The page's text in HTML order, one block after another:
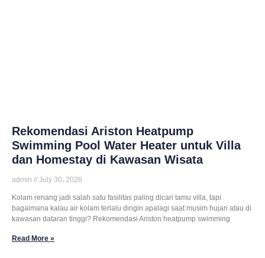
Rekomendasi Ariston Heatpump
Swimming Pool Water Heater untuk Villa
dan Homestay di Kawasan Wisata
admin July 30, 2026
Kolam renang jadi salah satu fasilitas paling dicari tamu villa, tapi
bagaimana kalau air kolam terlalu dingin apalagi saat musim hujan atau di
kawasan dataran tinggi? Rekomendasi Ariston heatpump swimming
Read More »